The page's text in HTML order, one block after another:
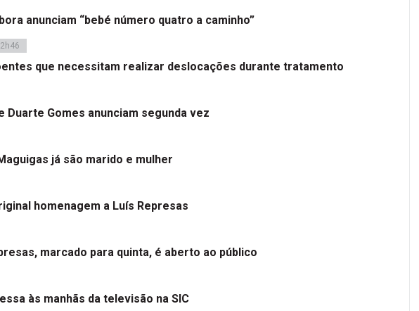
anunciam “bebé número quatro a caminho”
que necessitam realizar deslocações durante tratamento
Duarte Gomes anunciam segunda vez
já são marido e mulher
homenagem a Luís Represas
marcado para quinta, é aberto ao público
às manhãs da televisão na SIC